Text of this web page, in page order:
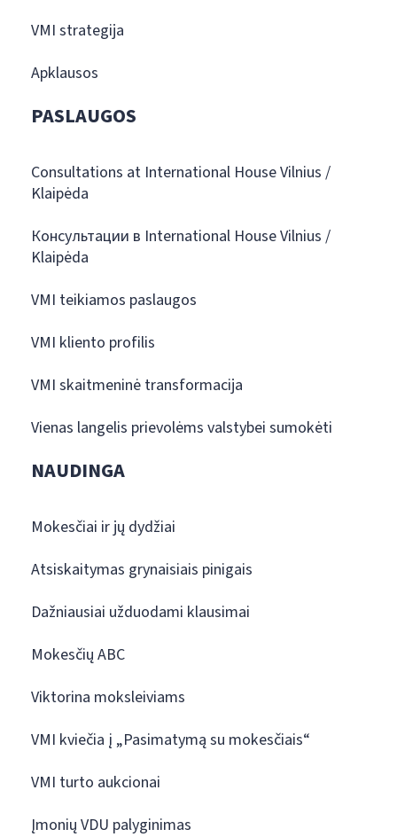
VMI strategija
Apklausos
PASLAUGOS
Consultations at International House Vilnius /
Klaipėda
Консультации в International House Vilnius /
Klaipėda
VMI teikiamos paslaugos
VMI kliento profilis
VMI skaitmeninė transformacija
Vienas langelis prievolėms valstybei sumokėti
NAUDINGA
Mokesčiai ir jų dydžiai
Atsiskaitymas grynaisiais pinigais
Dažniausiai užduodami klausimai
Mokesčių ABC
Viktorina moksleiviams
VMI kviečia į „Pasimatymą su mokesčiais“
VMI turto aukcionai
Įmonių VDU palyginimas